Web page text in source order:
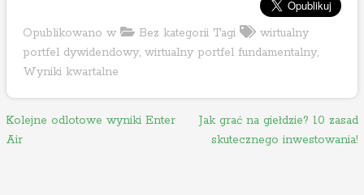
Opublikowano w Bez kategorii Tagi
wirtualny
portfel dywidendowy, wirtualny portfel fundamentalny,
Wyniki kwartalne
N
Kolejne odlotowe wyniki Enter
Air
Jak grać na giełdzie? 10 zasad
skutecznego inwestowania!